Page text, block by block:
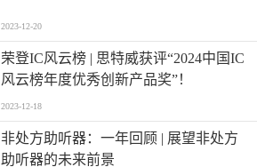
2023-12-20
荣登IC风云榜 | 思特威获评“2024中国IC
风云榜年度优秀创新产品奖”！
2023-12-18
非处方助听器：一年回顾 | 展望非处方
助听器的未来前景